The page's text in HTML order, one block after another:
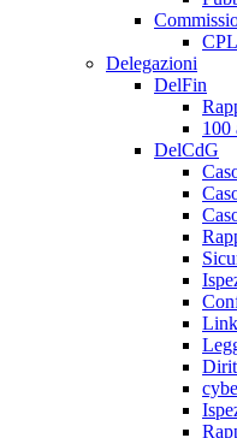
CPL
Delegazioni
DelFin
100
DelCdG
Link